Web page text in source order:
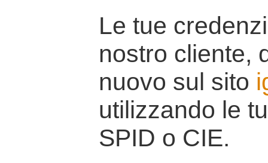
Le tue
nostro cliente,
nuovo sul sito
utilizzando le
SPID o CIE.